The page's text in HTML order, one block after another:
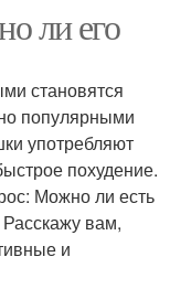
ли его
становятся
популярными
употребляют
похудение.
Можно ли есть
вам,
и